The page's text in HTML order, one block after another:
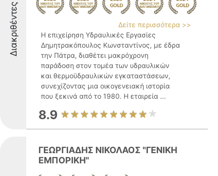
Διακριθέντες
Δείτε περισσότερα >>
Η επιχείρηση Υδραυλικές Εργασίες
Δημητρακόπουλος Κωνσταντίνος, με έδρα
την Πάτρα, διαθέτει μακρόχρονη
παράδοση στον τομέα των υδραυλικών
και θερμοϋδραυλικών εγκαταστάσεων,
συνεχίζοντας μια οικογενειακή ιστορία
που ξεκινά από το 1980. Η εταιρεία ...
8.9
ΓΕΩΡΓΙΑΔΗΣ ΝΙΚΟΛΑΟΣ "ΓΕΝΙΚΗ
ΕΜΠΟΡΙΚΗ"